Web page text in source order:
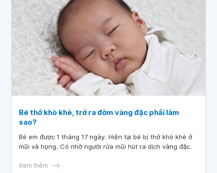
Bé thở khò khè, trớ ra đờm vàng đặc phải làm
sao?
Bé em được 1 tháng 17 ngày. Hiện tại bé bị thở khò khè ở
mũi và họng. Có nhờ người rửa mũi hút ra dịch vàng đặc.
Xem thêm